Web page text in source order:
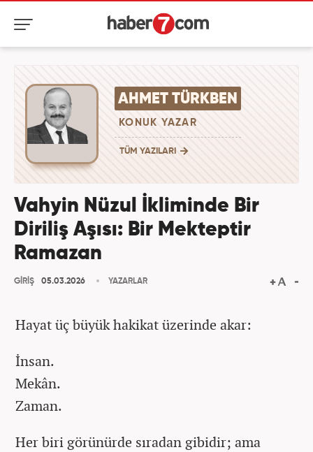
AHMET TÜRKBEN
KONUK YAZAR
TÜM YAZILARI
Vahyin Nüzul İkliminde Bir
Diriliş Aşısı: Bir Mekteptir
Ramazan
GİRİŞ 05.03.2026 YAZARLAR
Hayat üç büyük hakikat üzerinde akar:
İnsan.
Mekân.
Zaman.
Her biri görünürde sıradan gibidir; ama